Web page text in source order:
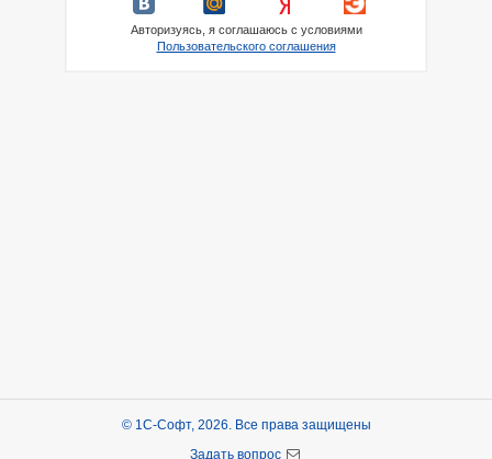
Авторизуясь, я соглашаюсь с условиями
Пользовательского соглашения
© 1С-Софт, 2026. Все права защищены
Задать вопрос